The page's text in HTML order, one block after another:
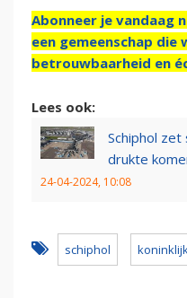
Abonneer je vandaag
een gemeenschap
betrouwbaarheid en
Lees ook:
Schiphol
drukte
24-04-2024, 10:08
schiphol